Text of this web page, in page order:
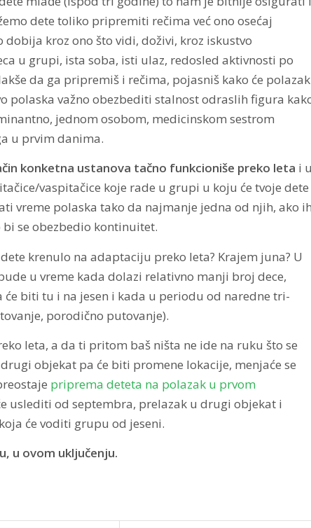
dete toliko pripremiti rečima već ono osećaj
kroz ono što vidi, doživi, kroz iskustvo
u grupi, ista soba, isti ulaz, redosled aktivnosti po
da ga pripremiš i rečima, pojasniš kako će polazak
polaska važno obezbediti stalnost odraslih figura
jednom osobom, medicinskom sestrom
u prvim danima.
konketna ustanova tačno funkcioniše preko leta i u
vaspitačice koje rade u grupi u koju će tvoje dete
vreme polaska tako da najmanje jedna od njih, ako ih
se obezbedio kontinuitet.
krenulo na adaptaciju preko leta? Krajem juna? U
u vreme kada dolazi relativno manji broj dece,
biti tu i na jesen i kada u periodu od naredne tri-
porodično putovanje).
leta, a da ti pritom baš ništa ne ide na ruku što se
objekat pa će biti promene lokacije, menjaće se
priprema deteta na polazak u prvom
uslediti od septembra, prelazak u drugi objekat i
će voditi grupu od jeseni.
u ovom uključenju.